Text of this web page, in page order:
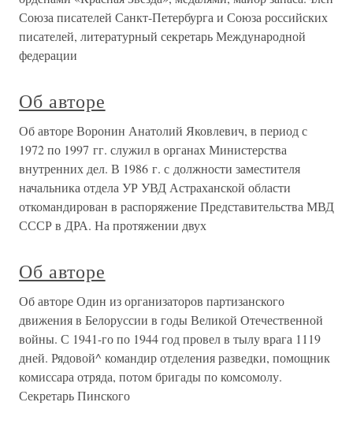
Союза писателей Санкт-Петербурга и Союза российских
писателей, литературный секретарь Международной
федерации
Об авторе
Об авторе Воронин Анатолий Яковлевич, в период с
1972 по 1997 гг. служил в органах Министерства
внутренних дел. В 1986 г. с должности заместителя
начальника отдела УР УВД Астраханской области
откомандирован в распоряжение Представительства МВД
СССР в ДРА. На протяжении двух
Об авторе
Об авторе Один из организаторов партизанского
движения в Белоруссии в годы Великой Отечественной
войны. С 1941-го по 1944 год провел в тылу врага 1119
дней. Рядовой^ командир отделения разведки, помощник
комиссара отряда, потом бригады по комсомолу.
Секретарь Пинского